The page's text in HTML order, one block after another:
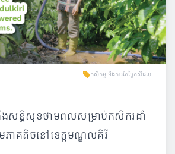
កសិកម្ម និងការកែច្នៃកសិផល
ងសន្តិសុខថាមពលសម្រាប់កសិករដាំ
ភាគតិចនៅខេត្តមណ្ឌលគិរី